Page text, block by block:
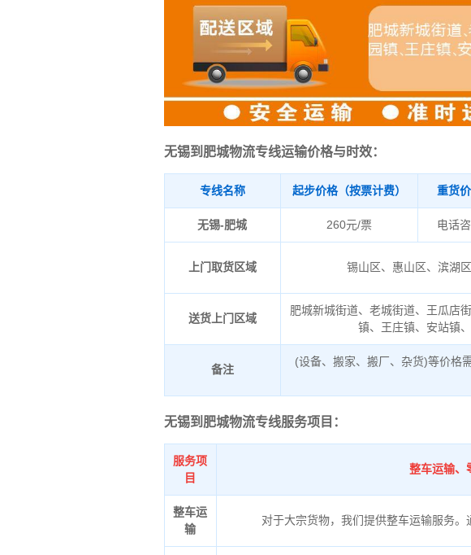
无锡到肥城物流专线运输价格与时效：
专线名称 起步价格（按票计费） 重货
无锡-肥城 260元/票 电话
上门取货区域 锡山区、惠山区、滨湖
送货上门区域
肥城新城街道、老城街道、王瓜店
镇、王庄镇、安站镇
备注
(设备、搬家、搬厂、杂货)等价格
无锡到肥城物流专线服务项目：
服务项
目
整车运输、
整车运
输
对于大宗货物，我们提供整车运输服务